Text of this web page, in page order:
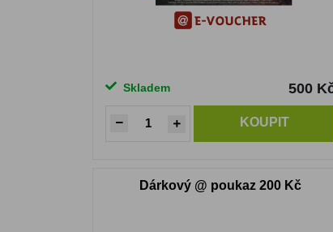
Skladem 500
KOUPIT
Dárkový @ poukaz 200 Kč